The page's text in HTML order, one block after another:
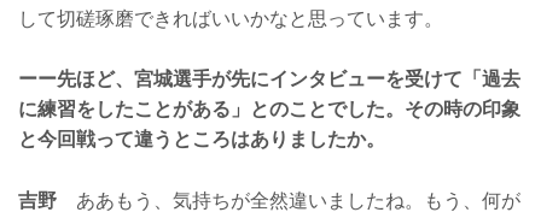
して切磋琢磨できればいいかなと思っています。
ーー先ほど、宮城選手が先にインタビューを受けて「過去
に練習をしたことがある」とのことでした。その時の印象
と今回戦って違うところはありましたか。
吉野 ああもう、気持ちが全然違いましたね。もう、何が